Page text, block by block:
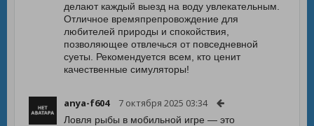
делают каждый выезд на воду увлекательным.
Отличное времяпрепровождение для
любителей природы и спокойствия,
позволяющее отвлечься от повседневной
суеты. Рекомендуется всем, кто ценит
качественные симуляторы!
anya-f604 7 октября 2025 03:34
Ловля рыбы в мобильной игре — это